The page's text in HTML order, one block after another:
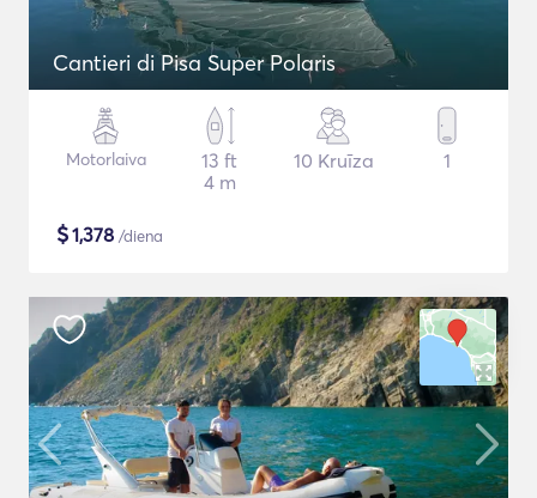
Cantieri di Pisa Super Polaris
Motorlaiva
13 ft
4 m
10 Kruīza 1
$1,378 /diena